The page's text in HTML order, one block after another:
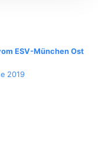
ESV-München Ost
2019